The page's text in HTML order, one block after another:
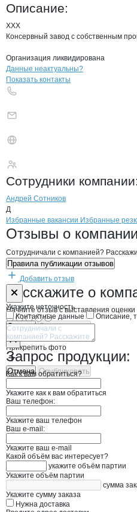
Описание:
ХХХ
Консервный завод с собственным
Организация ликвидирована
Контактыкомпании
+7(800)000-00-..
Данные неактуальны?
Показать контакты
Сотрудники компании:
Андрей Сотников
Д
Брендыкомпани
Вакансии в
Избранные вакансии Избранные
Новости o
Отзывы о компании
Сотрудничали с компанией?
Правила публикации отзывов
Добавить отзыв
Расскажите о
Начните отзыв с выставления оценки
Прикрепить фото
Отмена Опубликовать
Форма обратной
Укажите неточность
Контактные данные
Описание,
Отмена Опубликовать
Запрос продукции:
Как к вам обратиться?
Укажите как к вам обратиться
Ваш телефон:
Укажите ваш телефон
Ваш e-mail:
Укажите ваш e-mail
Какой объём вас интересует?
укажите объём партии
Укажите объём партии
сумма
Укажите сумму заказа
Нужна доставка